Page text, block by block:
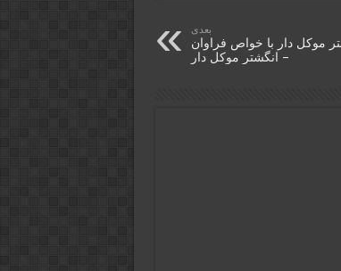
بعدی
موکل دار با خواص فراوان
– انگشتر موکل دار